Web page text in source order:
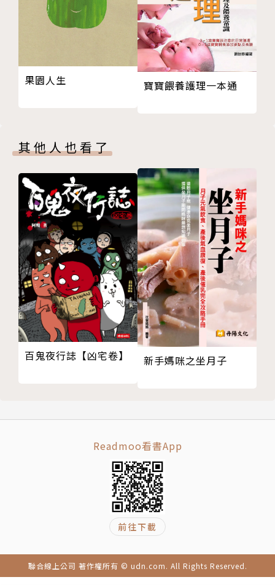
瑞士蓮巧克力牛奶糖、英式伯爵牛奶糖；充氣型的牛軋
餅、花生乳加巧克力牛軋糖、法式綜合水果牛軋糖-、
美式OREO巧克力餅乾牛軋糖……
三、凝膠軟糖：含水率較高，保存期限較短。
洋菜型的水果軟糖；澱粉型的新港飴、夏威夷豆軟糖、
糖……
★特別加碼巧克力糖系列，從簡單的巧克力棒棒糖、香
脆巧克力片、榛果杏仁角巧克力球，到更進階繁複的覆
盆子生巧克力及金字塔百香果巧克力。一次學會！
每道糖果皆有詳細的圖文步驟示範，只要搞懂透過糖漿
溫度的奧妙，加上製程差異，
再佐以其他食材的運用，你也能循序漸進，創造出各種
美味的糖果！
作者簡介
焙產品，更精益求精、每年不斷進修研習，持續追求專
業技能上的進步。陸續考取11張在西點、蛋糕、麵
包、中式麵食、米食、調酒、咖啡、飲料調製、中、西
餐烹調、日本料理等專業證照，以及行政院種子教師
證、藍帶高級西點師證。
16年的教學生涯裡，迄今仍然年年帶給學員新驚喜、
授課，對於一般烘焙愛好者的需求尤其有體貼的理解，
常為學員發想出以廚房常備器具取代專業烘焙器材的製
果園人生 寶寶餵養護理一本通
其他人也看了
百鬼夜行誌【凶宅卷】 新手媽咪之坐月子
Readmoo看書App
前往下載
聯合線上公司 著作權所有 © udn.com. All Rights Reserved.